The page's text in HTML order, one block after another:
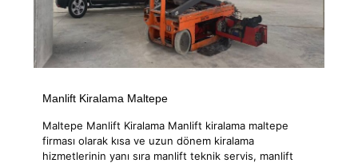
Manlift Kiralama Maltepe
Maltepe Manlift Kiralama Manlift kiralama maltepe
firması olarak kısa ve uzun dönem kiralama
hizmetlerinin yanı sıra manlift teknik servis, manlift